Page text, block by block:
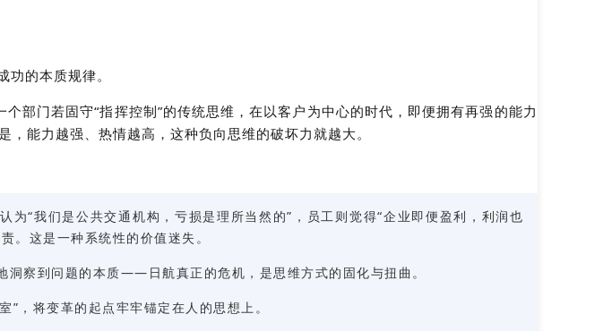
功的本质规律。
部门若固守“指挥控制”的传统思维，在以客户为中心的时代，即便拥有再强的能力
能力越强、热情越高，这种负向思维的破坏力就越大。
“我们是公共交通机构，亏损是理所当然的”，员工则觉得“企业即便盈利，利润也
。这是一种系统性的价值迷失。
察到问题的本质——日航真正的危机，是思维方式的固化与扭曲。
，将变革的起点牢牢锚定在人的思想上。